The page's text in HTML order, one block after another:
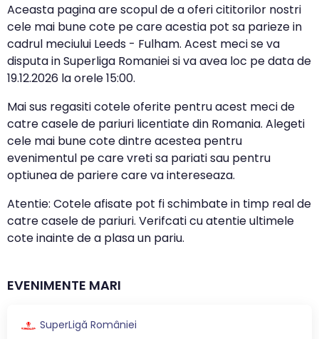
Aceasta pagina are scopul de a oferi cititorilor nostri
cele mai bune cote pe care acestia pot sa parieze in
cadrul meciului Leeds - Fulham. Acest meci se va
disputa in Superliga Romaniei si va avea loc pe data de
19.12.2026 la orele15:00.
Mai sus regasiti cotele oferite pentru acest meci de
catre casele de pariuri licentiate din Romania. Alegeti
cele mai bune cote dintre acestea pentru
evenimentul pe care vreti sa pariati sau pentru
optiunea de pariere care va intereseaza.
Atentie: Cotele afisate pot fi schimbate in timp real de
catre casele de pariuri. Verifcati cu atentie ultimele
cote inainte de a plasa un pariu.
EVENIMENTE MARI
SuperLigă României